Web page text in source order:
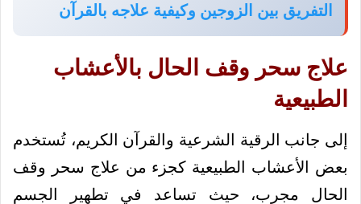
التفريق بين الزوجين وكيفية علاجه بالقرآن
علاج سحر وقف الحال بالأعشاب
الطبيعية
إلى جانب الرقية الشرعية والقرآن الكريم، تُستخدم
بعض الأعشاب الطبيعية كجزء من علاج سحر وقف
الحال مجرب، حيث تساعد في تطهير الجسم